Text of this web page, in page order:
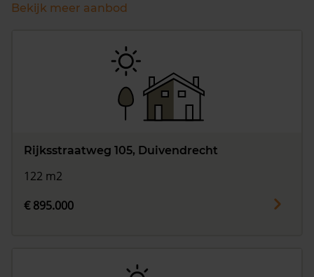
Bekijk meer aanbod
Rijksstraatweg 105, Duivendrecht
122 m2
€ 895.000